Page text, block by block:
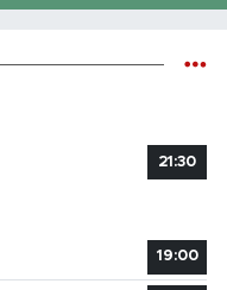
21:30
19:00